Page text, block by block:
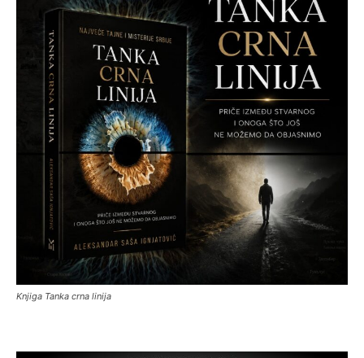
Knjiga Tanka crna linija